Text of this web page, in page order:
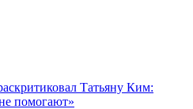
Татьяну Ким:
помогают»